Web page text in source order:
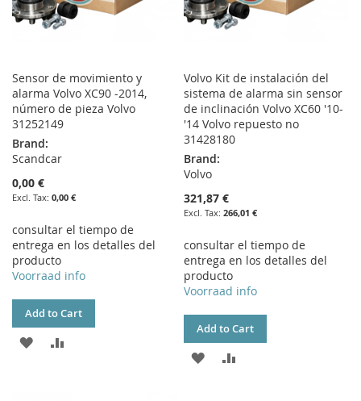
Sensor de movimiento y
alarma Volvo XC90 -2014,
número de pieza Volvo
31252149
Brand:
Scandcar
0,00 €
0,00 €
consultar el tiempo de
entrega en los detalles del
producto
Voorraad info
Add to Cart
ADD
Volvo Kit de instalación del
sistema de alarma sin sensor
de inclinación Volvo XC60 '10-
'14 Volvo repuesto no
31428180
Brand:
Volvo
321,87 €
266,01 €
consultar el tiempo de
entrega en los detalles del
producto
Voorraad info
Add to Cart
ADD